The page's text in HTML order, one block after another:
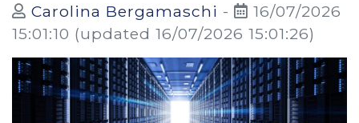
Carolina Bergamaschi -
16/07/2026
15:01:10 (updated 16/07/2026 15:01:26)